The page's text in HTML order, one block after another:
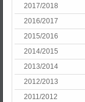
2017/2018
2016/2017
2015/2016
2014/2015
2013/2014
2012/2013
2011/2012